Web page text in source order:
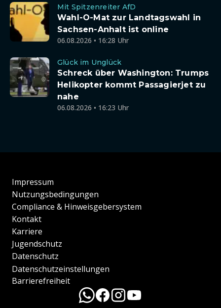
Mit Spitzenreiter AfD
Wahl-O-Mat zur Landtagswahl in
Sachsen-Anhalt ist online
06.08.2026 • 16:28 Uhr
Glück im Unglück
Schreck über Washington: Trumps
Helikopter kommt Passagierjet zu
nahe
06.08.2026 • 16:23 Uhr
Impressum
Nutzungsbedingungen
Compliance & Hinweisgebersystem
Kontakt
Karriere
Jugendschutz
Datenschutz
Datenschutzeinstellungen
Barrierefreiheit